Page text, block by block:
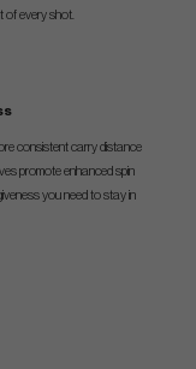
of every shot.
consistent carry distance
promote enhanced spin
you need to stay in